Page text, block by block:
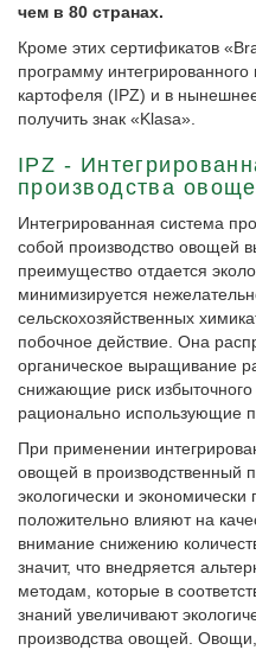
чем в 80 странах.
Кроме этих сертификатов
программу
картофеля (IPZ) и в
получить знак «Klasa».
IPZ -
производства
Интегрированная система
собой производство овощей
преимущество отдается
минимизируется
сельскохозяйственных
побочное действие. Она
органическое выращивание
снижающие риск
рационально использующие
При применении
овощей в производственный
экологически и
положительно влияют на
внимание снижению
значит, что внедряется
методам, которые в
знаний увеличивают
производства овощей.